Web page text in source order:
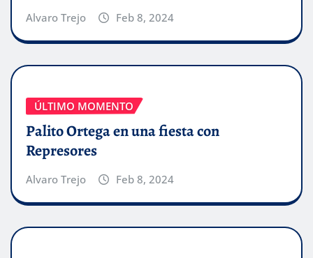
Alvaro Trejo Feb 8, 2024
ÚLTIMO MOMENTO
Palito Ortega en una fiesta con
Represores
Alvaro Trejo Feb 8, 2024